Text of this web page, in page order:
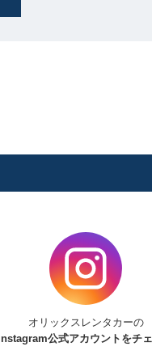
オリックスレンタカーの
Instagram公式アカウントをチ